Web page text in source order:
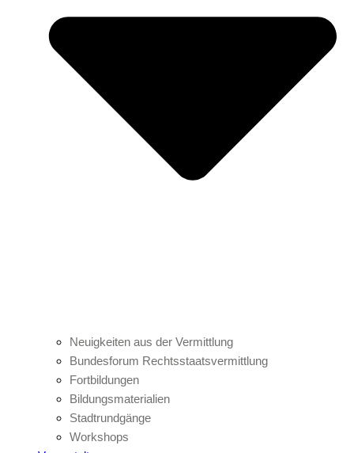
Neuigkeiten aus der Vermittlung
Bundesforum Rechtsstaatsvermittlung
Fortbildungen
Bildungsmaterialien
Stadtrundgänge
Workshops